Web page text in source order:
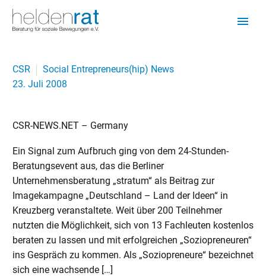
CSR
Social Entrepreneurs(hip) News
23. Juli 2008
CSR-NEWS.NET – Germany
Ein Signal zum Aufbruch ging von dem 24-Stunden-
Beratungsevent aus, das die Berliner
Unternehmensberatung „stratum“ als Beitrag zur
Imagekampagne „Deutschland – Land der Ideen“ in
Kreuzberg veranstaltete. Weit über 200 Teilnehmer
nutzten die Möglichkeit, sich von 13 Fachleuten kostenlos
beraten zu lassen und mit erfolgreichen „Soziopreneuren“
ins Gespräch zu kommen. Als „Soziopreneure“ bezeichnet
sich eine wachsende […]